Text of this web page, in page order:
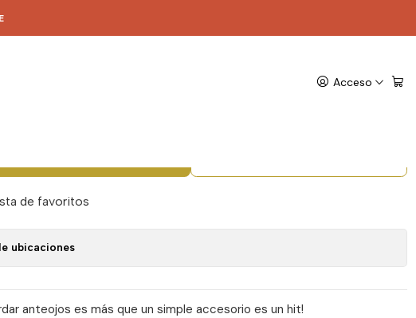
Acceso
Deco Store
anteojos EL07 - Travel
de favoritos
ubicaciones
anteojos es más que un simple accesorio es un hit!